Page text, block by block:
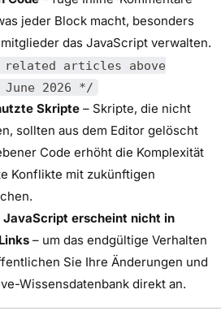
jeder Block macht, besonders
das JavaScript verwalten.
related articles above
June 2026 */
Skripte – Skripte, die nicht
sollten aus dem Editor gelöscht
Code erhöht die Komplexität
Konflikte mit zukünftigen
erscheint nicht in
– um das endgültige Verhalten
Sie Ihre Änderungen und
Wissensdatenbank direkt an.